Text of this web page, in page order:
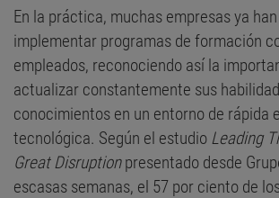
En la práctica, muchas empresas ya
implementar programas de formación
empleados, reconociendo así la
actualizar constantemente sus
conocimientos en un entorno de rápida
tecnológica. Según el estudio Leading
Great Disruptionpresentado desde
escasas semanas, el 57 por ciento de